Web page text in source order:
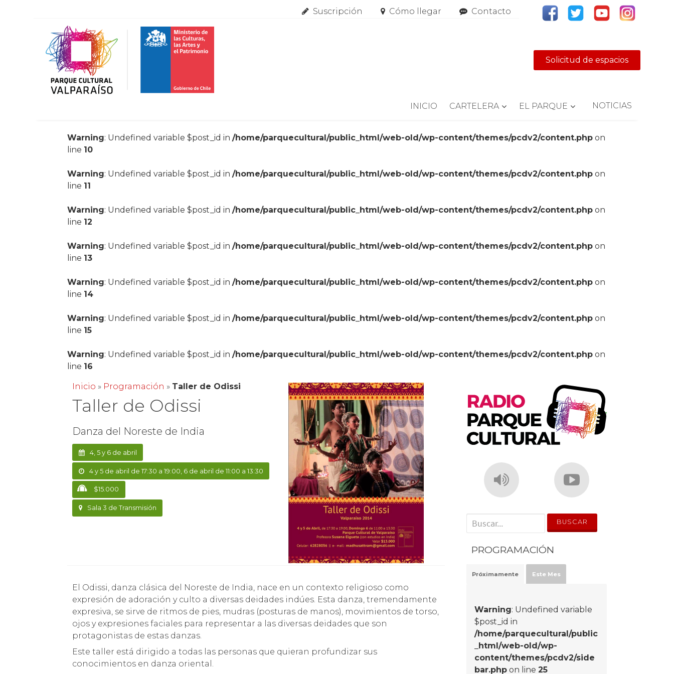
Suscripción Cómo llegar Contacto
Solicitud de espacios
INICIO CARTELERA EL PARQUE NOTICIAS
Warning: Undefined variable $post_id in/home/parquecultural/public_html/web-old/wp-content/themes/pcdv2/content.php on
line 10
Warning: Undefined variable $post_id in/home/parquecultural/public_html/web-old/wp-content/themes/pcdv2/content.php on
line 11
Warning: Undefined variable $post_id in/home/parquecultural/public_html/web-old/wp-content/themes/pcdv2/content.php on
line 12
Warning: Undefined variable $post_id in/home/parquecultural/public_html/web-old/wp-content/themes/pcdv2/content.php on
line 13
Warning: Undefined variable $post_id in/home/parquecultural/public_html/web-old/wp-content/themes/pcdv2/content.php on
line 14
Warning: Undefined variable $post_id in/home/parquecultural/public_html/web-old/wp-content/themes/pcdv2/content.php on
line 15
Warning: Undefined variable $post_id in/home/parquecultural/public_html/web-old/wp-content/themes/pcdv2/content.php on
line 16
Inicio » Programación » Taller de Odissi
Taller de Odissi
Danza del Noreste de India
4, 5 y 6 de abril
4 y 5 de abril de 17:30 a 19:00, 6 de abril de 11:00 a 13:30
$15.000
Sala 3 de Transmisión
El Odissi, danza clásica del Noreste de India, nace en un contexto religioso como
expresión de adoración y culto a diversas deidades indúes. Esta danza, tremendamente
expresiva, se sirve de ritmos de pies, mudras (posturas de manos), movimientos de torso,
ojos y expresiones faciales para representar a las diversas deidades que son
protagonistas de estas danzas.
Este taller está dirigido a todas las personas que quieran profundizar sus
conocimientos en danza oriental.
' . __('Search for:') . '
PROGRAMACIÓN
Próximamente Este Mes
Warning: Undefined variable
$post_id in
/home/parquecultural/public
_html/web-old/wp-
content/themes/pcdv2/side
bar.php on line25